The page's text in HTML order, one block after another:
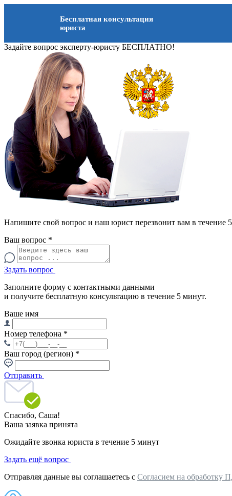
Бесплатная консультация
юриста
Задайте вопрос эксперту-юристу БЕСПЛАТНО!
Напишите свой вопрос и наш юрист перезвонит вам в течение
Ваш вопрос *
Задать вопрос
Заполните форму с контактными данными
и получите бесплатную консультацию в течение 5 минут.
Ваше имя
Номер телефона *
Ваш город (регион) *
Отправить
Спасибо, Саша!
Ваша заявка принята
Ожидайте звонка юриста в течение 5 минут
Задать ещё вопрос
Отправляя данные вы соглашаетесь с Согласием на обработку